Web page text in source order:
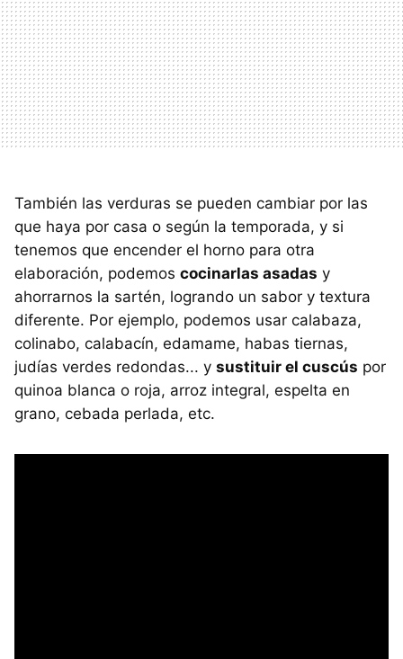
También las verduras se pueden cambiar por las
que haya por casa o según la temporada, y si
tenemos que encender el horno para otra
elaboración, podemos cocinarlas asadas y
ahorrarnos la sartén, logrando un sabor y textura
diferente. Por ejemplo, podemos usar calabaza,
colinabo, calabacín, edamame, habas tiernas,
judías verdes redondas... y sustituir el cuscús por
quinoa blanca o roja, arroz integral, espelta en
grano, cebada perlada, etc.